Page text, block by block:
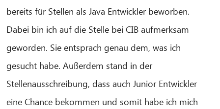
bereits für Stellen als Java Entwickler beworben.
Dabei bin ich auf die Stelle bei CIB aufmerksam
geworden. Sie entsprach genau dem, was ich
gesucht habe. Außerdem stand in der
Stellenausschreibung, dass auch Junior Entwickler
eine Chance bekommen und somit habe ich mich
CIB AI ChatBot